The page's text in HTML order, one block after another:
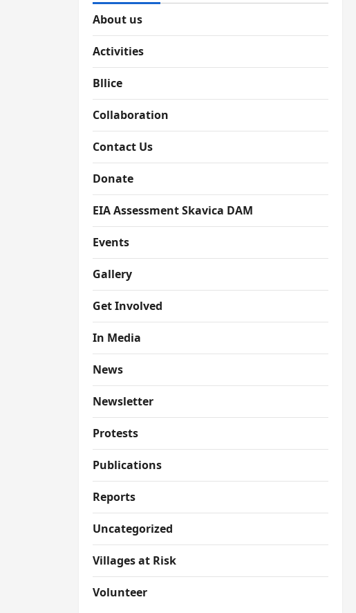
About us
Activities
Bllice
Collaboration
Contact Us
Donate
EIA Assessment Skavica DAM
Events
Gallery
Get Involved
In Media
News
Newsletter
Protests
Publications
Reports
Uncategorized
Villages at Risk
Volunteer